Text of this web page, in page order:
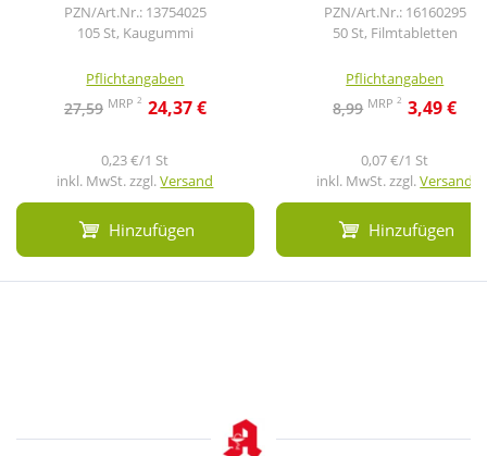
PZN/Art.Nr.: 13754025
105 St, Kaugummi
Pflichtangaben
27,59 MRP 2 24,37 €
0,23 €/1 St
inkl. MwSt. zzgl.Versand
Hinzufügen
PZN/Art.Nr.: 16160295
50 St, Filmtabletten
Pflichtangaben
8,99 MRP2 3,49 €
0,07 €/1 St
inkl. MwSt. zzgl.Versand
Hinzufügen